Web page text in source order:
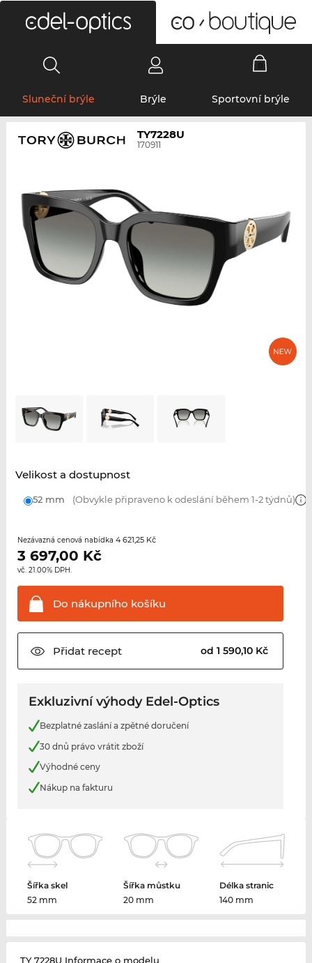
Sluneční brýle Brýle Sportovní brýle
TY7228U
170911
Velikost a dostupnost
52 mm (Obvykle připraveno k odeslání během 1-2 týdnů)
Nezávazná cenová nabídka 4 621,25 Kč
3 697,00 Kč
vč. 21.00% DPH.
Do nákupního košíku
Přidatrecept od 1 590,10 Kč
Exkluzivní výhody Edel-Optics
Bezplatné zaslání a zpětné doručení
30 dnů právo vrátit zboží
Výhodné ceny
Nákup na fakturu
Šířka skel
52 mm
Šířka můstku
20 mm
Délka stranic
140 mm
TY 7228U Informace o modelu